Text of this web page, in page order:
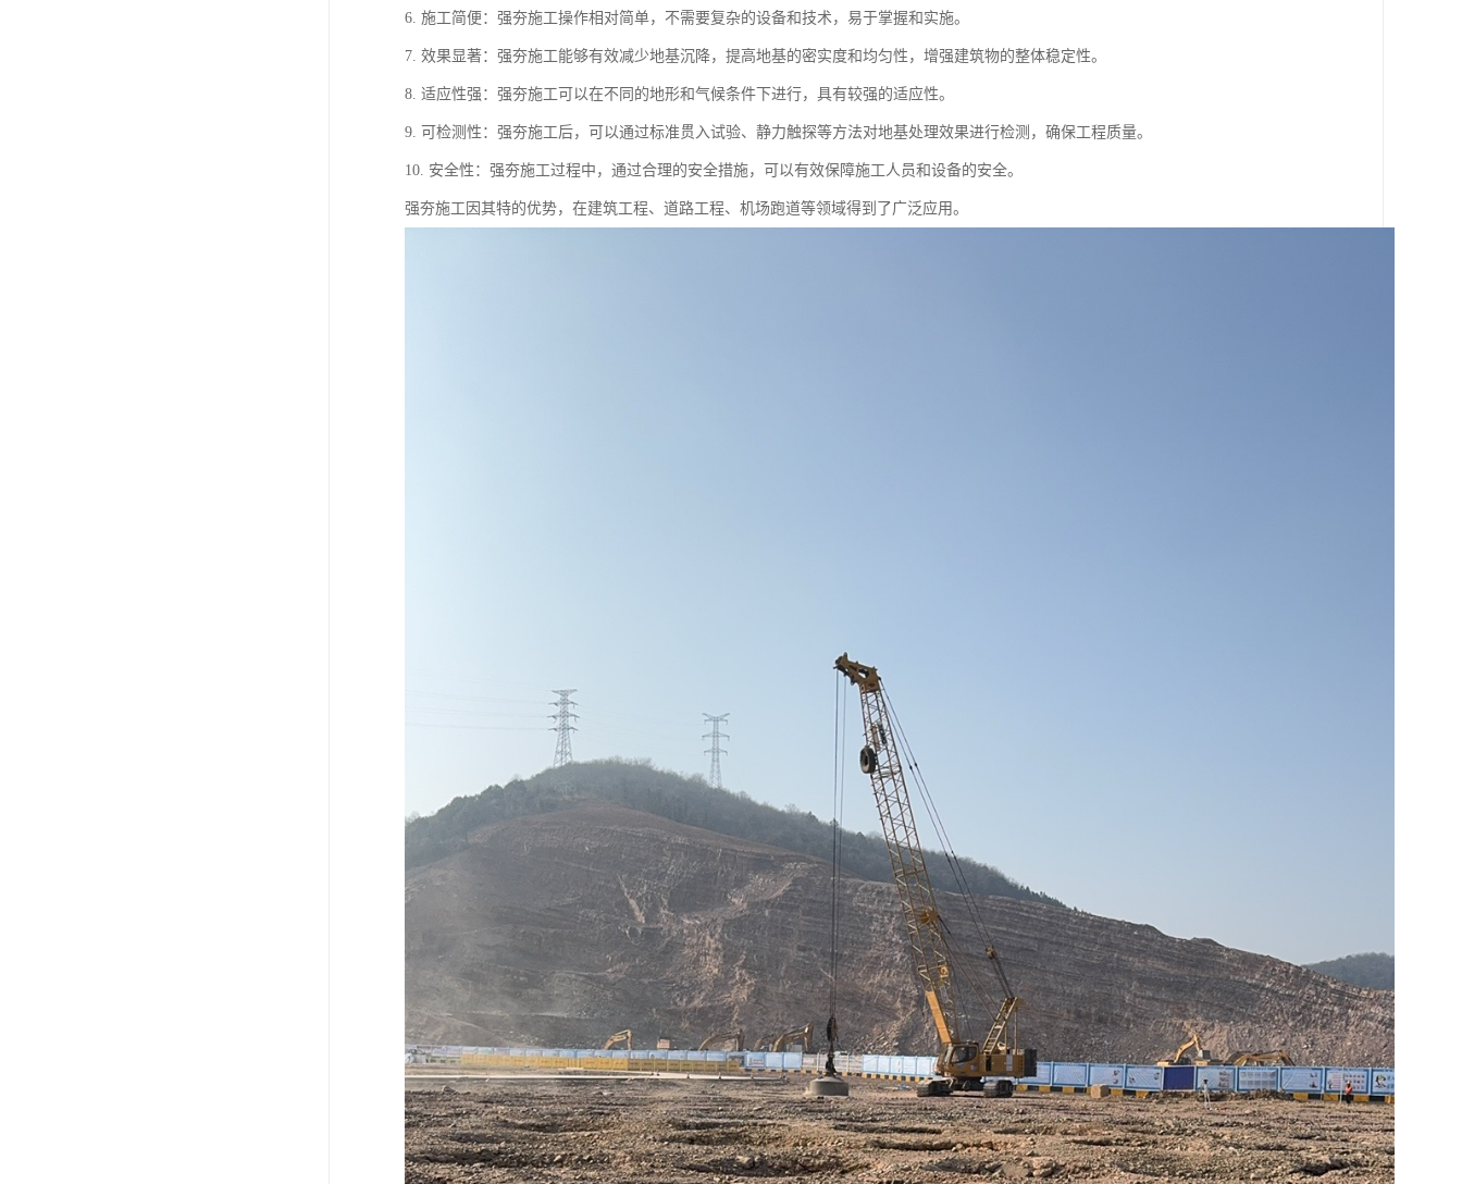
6. 施工简便：强夯施工操作相对简单，不需要复杂的设备和技术，易于掌握和实施。
7. 效果显著：强夯施工能够有效减少地基沉降，提高地基的密实度和均匀性，增强建筑物的整体稳定性。
8. 适应性强：强夯施工可以在不同的地形和气候条件下进行，具有较强的适应性。
9. 可检测性：强夯施工后，可以通过标准贯入试验、静力触探等方法对地基处理效果进行检测，确保工程质量。
10. 安全性：强夯施工过程中，通过合理的安全措施，可以有效保障施工人员和设备的安全。
强夯施工因其特的优势，在建筑工程、道路工程、机场跑道等领域得到了广泛应用。